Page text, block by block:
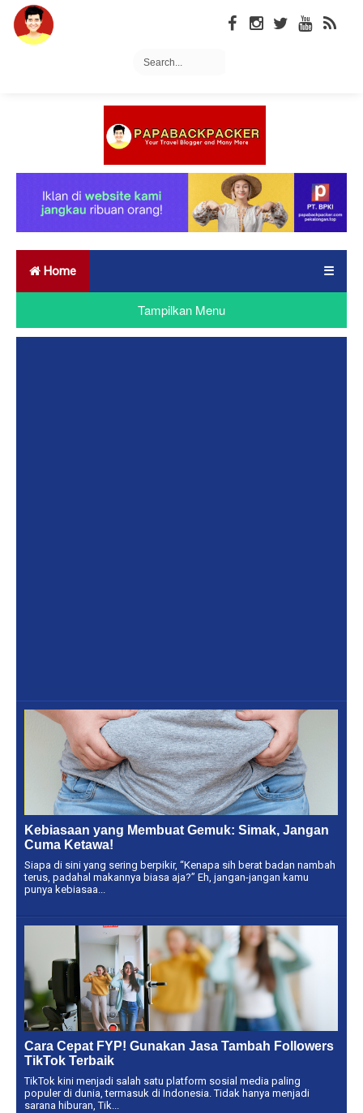
Home ☰
Tampilkan Menu
Kebiasaan yang Membuat Gemuk: Simak, Jangan
Cuma Ketawa!
Siapa di sini yang sering berpikir, “Kenapa sih berat badan nambah
terus, padahal makannya biasa aja?” Eh, jangan-jangan kamu
punya kebiasaa...
Cara Cepat FYP! Gunakan Jasa Tambah Followers
TikTok Terbaik
TikTok kini menjadi salah satu platform sosial media paling
populer di dunia, termasuk di Indonesia. Tidak hanya menjadi
sarana hiburan, Tik...